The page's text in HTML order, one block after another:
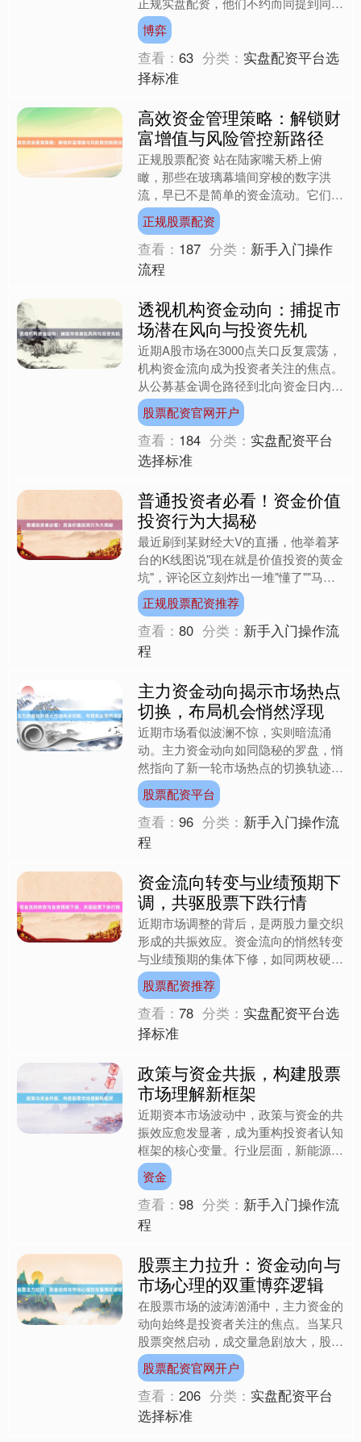
个细节：某消费电子龙头的龙虎榜数据
显示，三家机构席位在涨停....
博弈
查看：63 分类： 实盘配资平台选
择标准
高效资金管理策略：解锁财
富增值与风险管控新路径
正规股票配资 站在陆家嘴天桥上俯
瞰，那些在玻璃幕墙间穿梭的数字洪
流，早已不是简单的资金流动。它们像
被赋予生命的血液，在经济的血管里寻
找最优路径。过去十年，我目睹....
正规股票配资
查看： 187 分类： 新手入门操作
流程
透视机构资金动向：捕捉市
场潜在风向与投资先机
近期A股市场在3000点关口反复震荡，
机构资金流向成为投资者关注的焦点。
从公募基金调仓路径到北向资金日内波
动，从私募机构仓位变化到ETF份额增
减，资金动向不仅反....
股票配资官网开户
查看： 184 分类： 实盘配资平台
选择标准
普通投资者必看！资金价值
投资行为大揭秘
最近刷到某财经大V的直播，他举着茅
台的K线图说"现在就是价值投资的黄金
坑"，评论区立刻炸出一堆"懂了""马上
满仓"的留言。我盯着自己账户里浮亏
15%的基金，突然....
正规股票配资推荐
查看：80 分类： 新手入门操作流
程
主力资金动向揭示市场热点
切换，布局机会悄然浮现
近期市场看似波澜不惊，实则暗流涌
动。主力资金动向如同隐秘的罗盘，悄
然指向了新一轮市场热点的切换轨迹。
作为长期跟踪资金流向的观察者，我注
意到部分板块的筹码结构正在....
股票配资平台
查看：96 分类： 新手入门操作流
程
资金流向转变与业绩预期下
调，共驱股票下跌行情
近期市场调整的背后，是两股力量交织
形成的共振效应。资金流向的悄然转变
与业绩预期的集体下修，如同两枚硬币
的正反面股票配资推荐，共同撕扯着股
票市场的估值锚点。这种双....
股票配资推荐
查看：78 分类： 实盘配资平台选
择标准
政策与资金共振，构建股票
市场理解新框架
近期资本市场波动中，政策与资金的共
振效应愈发显著，成为重构投资者认知
框架的核心变量。行业层面，新能源、
半导体等战略新兴产业在政策扶持下持
续扩容，而传统周期板块则....
资金
查看：98 分类： 新手入门操作流
程
股票主力拉升：资金动向与
市场心理的双重博弈逻辑
在股票市场的波涛汹涌中，主力资金的
动向始终是投资者关注的焦点。当某只
股票突然启动，成交量急剧放大，股价
如脱缰野马般飙升，这背后往往隐藏着
主力资金精心策划的拉升行....
股票配资官网开户
查看：206 分类： 实盘配资平台
选择标准